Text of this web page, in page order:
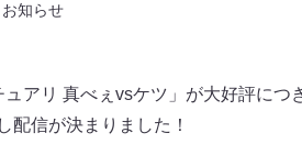
お知らせ
アリ 真べぇvsケツ」が大好評に
配信が決まりました！